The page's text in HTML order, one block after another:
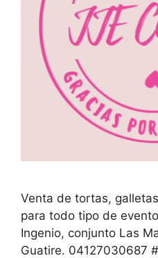
Venta de tortas,
para todo tipo de
Ingenio, conjunto Las
Guatire. 04127030687